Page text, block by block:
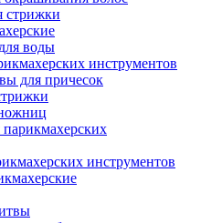
стрижки
воды
инструментов
для причесок
инструментов